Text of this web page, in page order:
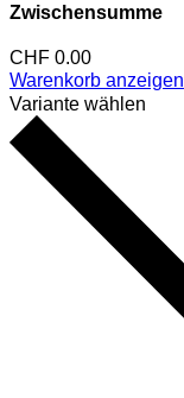
Zwischensumme
CHF 0.00
Warenkorb anzeigen
Variante wählen